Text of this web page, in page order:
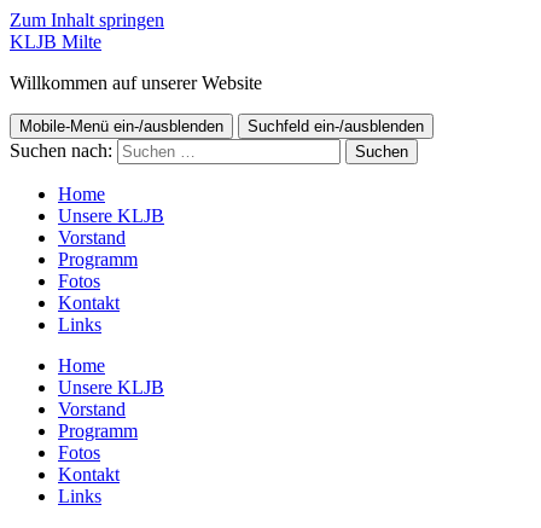
Zum Inhalt springen
KLJB Milte
Willkommen auf unserer Website
Mobile-Menü ein-/ausblenden Suchfeld ein-/ausblenden
Suchen nach:
Home
Unsere KLJB
Vorstand
Programm
Fotos
Kontakt
Links
Home
Unsere KLJB
Vorstand
Programm
Fotos
Kontakt
Links